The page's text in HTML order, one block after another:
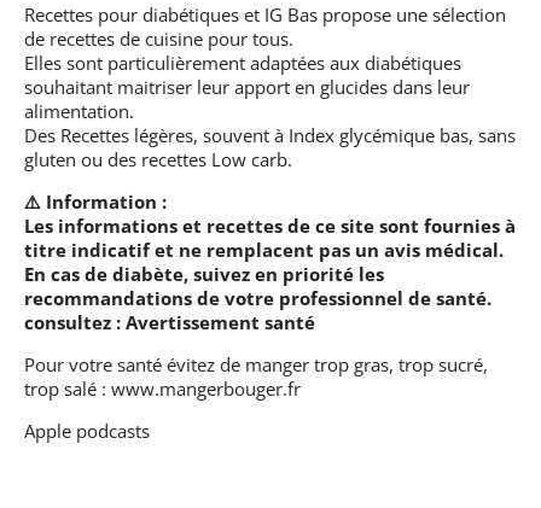
Recettes pour diabétiques et IG Bas propose une sélection
de recettes de cuisine pour tous.
Elles sont particulièrement adaptées aux diabétiques
souhaitant maitriser leur apport en glucides dans leur
alimentation.
Des Recettes légères, souvent à Index glycémique bas, sans
gluten ou des recettes Low carb.
⚠️ Information :
Les informations et recettes de ce site sont fournies à
titre indicatif et ne remplacent pas un avis médical.
En cas de diabète, suivez en priorité les
recommandations de votre professionnel de santé.
consultez : Avertissement santé
Pour votre santé évitez de manger trop gras, trop sucré,
trop salé : www.mangerbouger.fr
Apple podcasts